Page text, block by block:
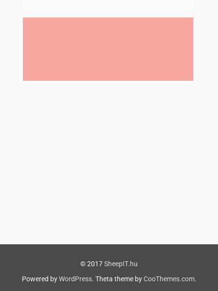
beépített 140mm-es Riing Plus LED RGB ventilátora (16,8
© 2017SheepIT.hu
Powered byWordPress. Theta theme by CooThemes.com.